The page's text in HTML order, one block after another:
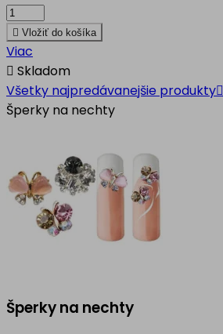
 Vložiť do košíka
Viac
 Skladom
Všetky najpredávanejšie produkty
Šperky na nechty
Šperky na nechty